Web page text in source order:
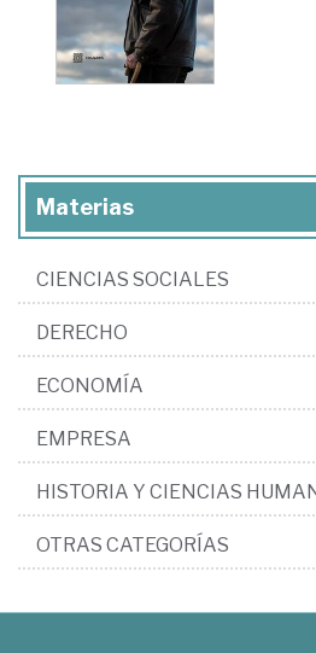
Materias
CIENCIAS SOCIALES
DERECHO
ECONOMÍA
EMPRESA
HISTORIA Y CIENCIAS
OTRAS CATEGORÍAS